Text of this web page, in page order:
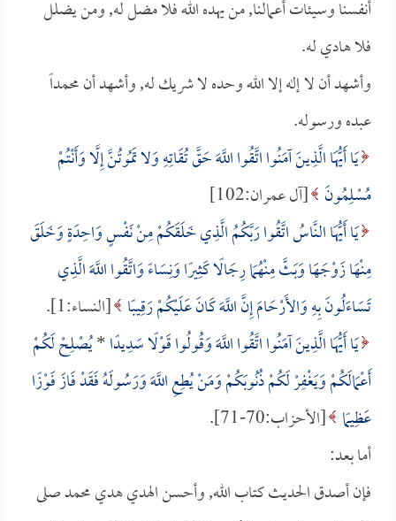
أنفسنا وسيئات أعمالنا, من يهده الله فلا مضل له, ومن يضلل
فلا هادي له.
وأشهد أن لا إله إلا الله وحده لا شريك له, وأشهد أن محمداً
عبده ورسوله.
يَا أَيُّهَا الَّذِينَ آمَنُوا اتَّقُوا اللَّهَ حَقَّ تُقَاتِهِ وَلا تَمُوتُنَّ إِلَّا وَأَنْتُمْ
مُسْلِمُونَ [آل عمران:102]
يَا أَيُّهَا النَّاسُ اتَّقُوا رَبَّكُمُ الَّذِي خَلَقَكُمْ مِنْ نَفْسٍ وَاحِدَةٍ وَخَلَقَ
مِنْهَا زَوْجَهَا وَبَثَّ مِنْهُمَا رِجَالًا كَثِيرًا وَنِسَاءً وَاتَّقُوا اللَّهَ الَّذِي
تَسَاءَلُونَ بِهِ وَالأَرْحَامَ إِنَّ اللَّهَ كَانَ عَلَيْكُمْ رَقِيبًا [النساء:1].
يَا أَيُّهَا الَّذِينَ آمَنُوا اتَّقُوا اللَّهَ وَقُولُوا قَوْلًا سَدِيدًا*يُصْلِحْ لَكُمْ
أَعْمَالَكُمْ وَيَغْفِرْ لَكُمْ ذُنُوبَكُمْ وَمَنْ يُطِعِ اللَّهَ وَرَسُولَهُ فَقَدْ فَازَ فَوْزًا
عَظِيمًا [الأحزاب:70-71].
أما بعد:
فإن أصدق الحديث كتاب الله, وأحسن الهدي هدي محمد صلى